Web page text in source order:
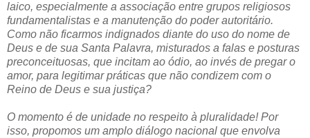
laico, especialmente a associação entre grupos religiosos
fundamentalistas e a manutenção do poder autoritário.
Como não ficarmos indignados diante do uso do nome de
Deus e de sua Santa Palavra, misturados a falas e posturas
preconceituosas, que incitam ao ódio, ao invés de pregar o
amor, para legitimar práticas que não condizem com o
Reino de Deus e sua justiça?
O momento é de unidade no respeito à pluralidade! Por
isso, propomos um amplo diálogo nacional que envolva